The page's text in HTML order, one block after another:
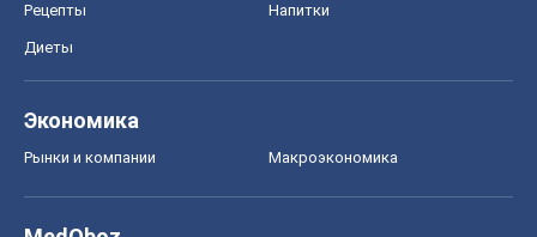
Рецепты Напитки
Диеты
Экономика
Рынки и компании Mакроэкономика